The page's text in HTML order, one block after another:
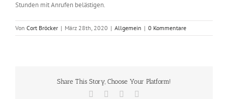
Stunden mit Anrufen belästigen.
Von Cort Bröcker | März 28th, 2020 | Allgemein | 0 Kommentare
Share This Story, Choose Your Platform!
Facebook